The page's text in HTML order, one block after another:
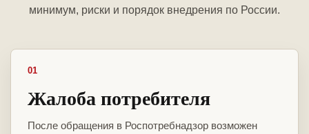
минимум, риски и порядок внедрения по России.
01
Жалоба потребителя
После обращения в Роспотребнадзор возможен